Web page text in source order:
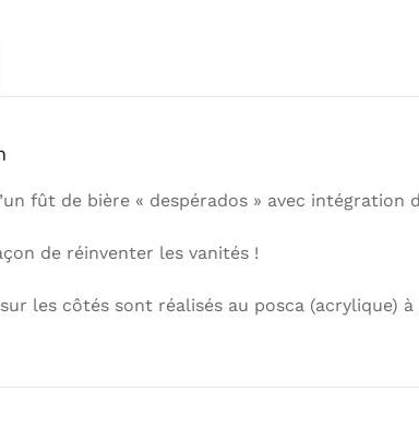
fût de bière « despérados » avec intégration
de réinventer les vanités !
les côtés sont réalisés au posca (acrylique) à